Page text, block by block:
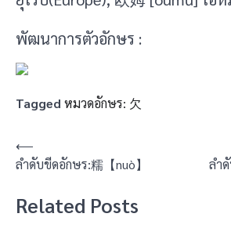
พัฒนาการตัวอักษร :
Tagged หมวดอักษร: 欠
แนะแนว
เรื่อง
⟵
ลำดับขีดอักษร:糯【nuò】
ลำ
Related Posts